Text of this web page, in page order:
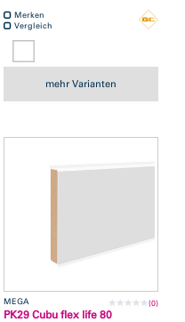
Merken
Vergleich
mehr Varianten
MEGA (0)
PK29 Cubu flex life 80